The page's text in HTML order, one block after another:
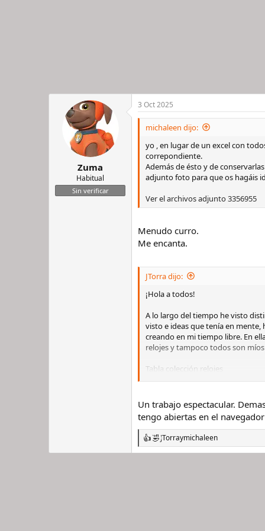
Zuma
Habitual
Sin verificar
3 Oct 2025
michaleen dijo:
yo , en lugar de un excel con
correpondiente.
Además de ésto y de
adjunto foto para que os hagáis
Ver el archivos adjunto 3356955
Menudo curro.
Me encanta.
JTorra dijo:
¡Hola a todos!
A lo largo del tiempo he visto
visto e ideas que tenía en
creando en mi tiempo libre. En
relojes y tampoco todos son
Tabla colección relojes
DONE: en ella,
OWNER: nombre del
BRAND: escribiendo el
COLLECTION: nombre de
REFERENCE &
Store: contiene la
Un trabajo espectacular.
tengo abiertas en el
R
e
JTorraymichaleen